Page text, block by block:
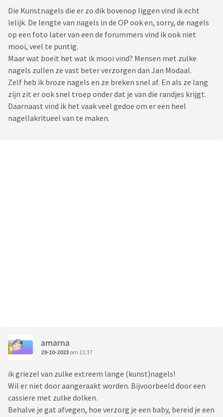
Die Kunstnagels die er zo dik bovenop liggen vind ik echt
lelijk. De lengte van nagels in de OP ook en, sorry, de nagels
op een foto later van een de forummers vind ik ook niet
mooi, veel te puntig.
Maar wat boeit het wat ik mooi vind? Mensen met zulke
nagels zullen ze vast beter verzorgen dan Jan Modaal.
Zelf heb ik broze nagels en ze breken snel af. En als ze lang
zijn zit er ook snel troep onder dat je van die randjes krijgt.
Daarnaast vind ik het vaak veel gedoe om er een heel
nagellakritueel van te maken.
amarna
29-10-2023 om 11:37
ik griezel van zulke extreem lange (kunst)nagels!
Wil er niet door aangeraakt worden. Bijvoorbeeld door een
cassiere met zulke dolken.
Behalve je gat afvegen, hoe verzorg je een baby, bereid je een